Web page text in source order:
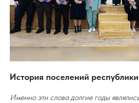
История поселений республики
Именно эти слова долгие годы